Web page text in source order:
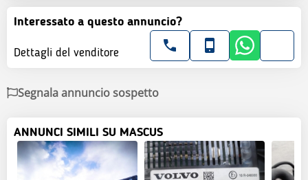
Interessato a questo annuncio?
Dettagli del venditore
Segnala annuncio sospetto
ANNUNCI SIMILI SU MASCUS